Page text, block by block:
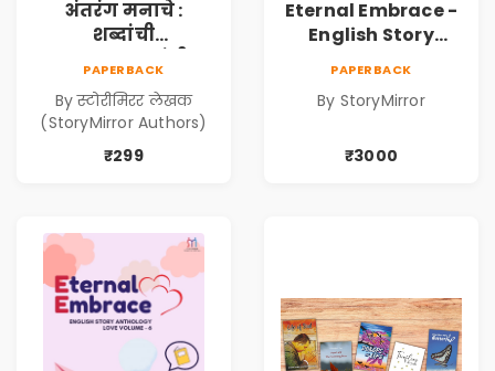
अंतरंग मनाचे :
शब्दांची
Manache :
Shabdanchi
Suruvat,
PAPERBACK
By स्टोरीमिरर लेखक
(StoryMirror Authors)
₹299
Eternal Embrace -
English Story
Copies
PAPERBACK
By StoryMirror
₹3000